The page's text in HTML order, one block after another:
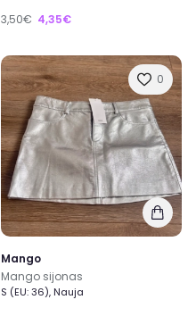
3,50€ 4,35€
0
Mango
Mango sijonas
S (EU: 36), Nauja